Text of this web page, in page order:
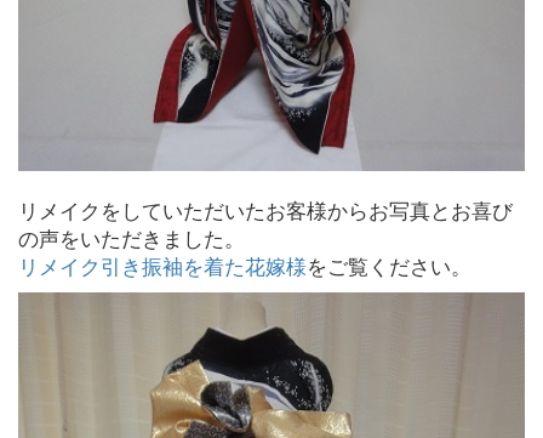
リメイクをしていただいたお客様からお写真とお喜び
の声をいただきました。
リメイク引き振袖を着た花嫁様をご覧ください。